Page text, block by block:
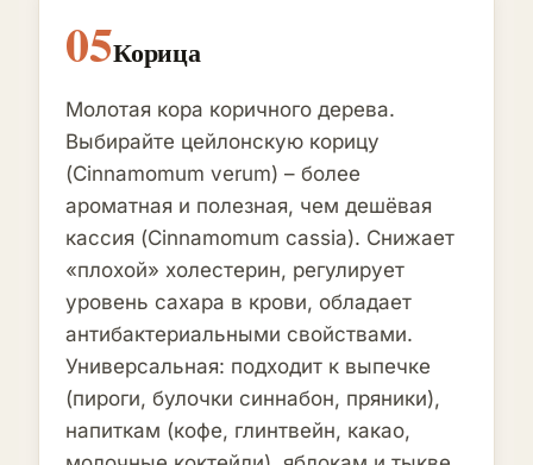
05Корица
Молотая кора коричного дерева.
Выбирайте цейлонскую корицу
(Cinnamomum verum) – более
ароматная и полезная, чем дешёвая
кассия (Cinnamomum cassia). Снижает
«плохой» холестерин, регулирует
уровень сахара в крови, обладает
антибактериальными свойствами.
Универсальная: подходит к выпечке
(пироги, булочки синнабон, пряники),
напиткам (кофе, глинтвейн, какао,